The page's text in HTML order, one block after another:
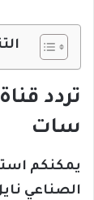
سات
الصناعي